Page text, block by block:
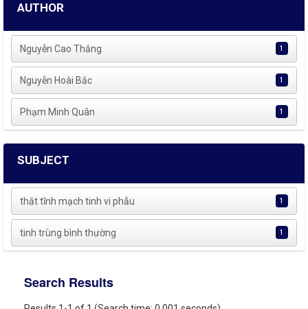
AUTHOR
Nguyễn Cao Thắng 1
Nguyễn Hoài Bắc 1
Phạm Minh Quân 1
SUBJECT
thắt tĩnh mạch tinh vi phẫu 1
tinh trùng bình thường 1
Search Results